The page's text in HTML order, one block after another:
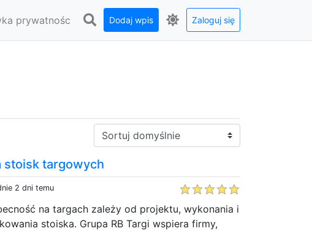
prywatnośc Dodaj wpis Zaloguj się
Sortuj:
stoisk targowych
2 dni temu
na targach zależy od projektu, wykonania i
stoiska. Grupa RB Targi wspiera firmy,